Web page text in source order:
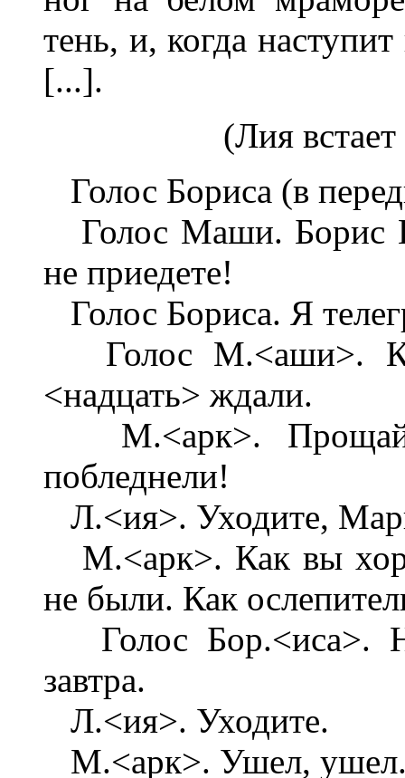
тень, и, когда
[...].
(Лия
Голос Бориса (в
Голос Маши. Борис
не приедете!
Голос Бориса. Я
Голос М.<аши>.
<надцать> ждали.
М.<арк>.
побледнели!
Л.<ия>. Уходите,
М.<арк>. Как вы
не были. Как
Голос Бор.<иса>.
завтра.
Л.<ия>. Уходите.
М.<арк>. Ушел,